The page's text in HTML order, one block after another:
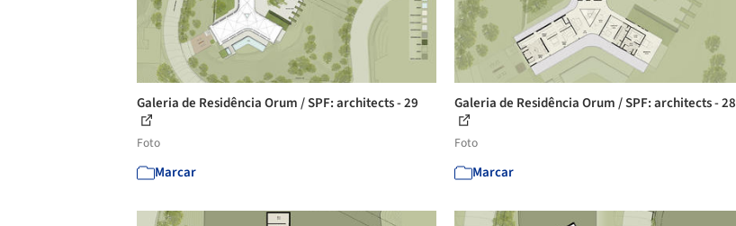
Galeria de Residência Orum / SPF: architects - 29
Foto
Marcar
Galeria de Residência Orum / SPF: architects - 28
Foto
Marcar